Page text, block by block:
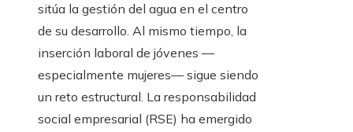
sitúa la gestión del agua en el centro
de su desarrollo. Al mismo tiempo, la
inserción laboral de jóvenes —
especialmente mujeres— sigue siendo
un reto estructural. La responsabilidad
social empresarial (RSE) ha emergido